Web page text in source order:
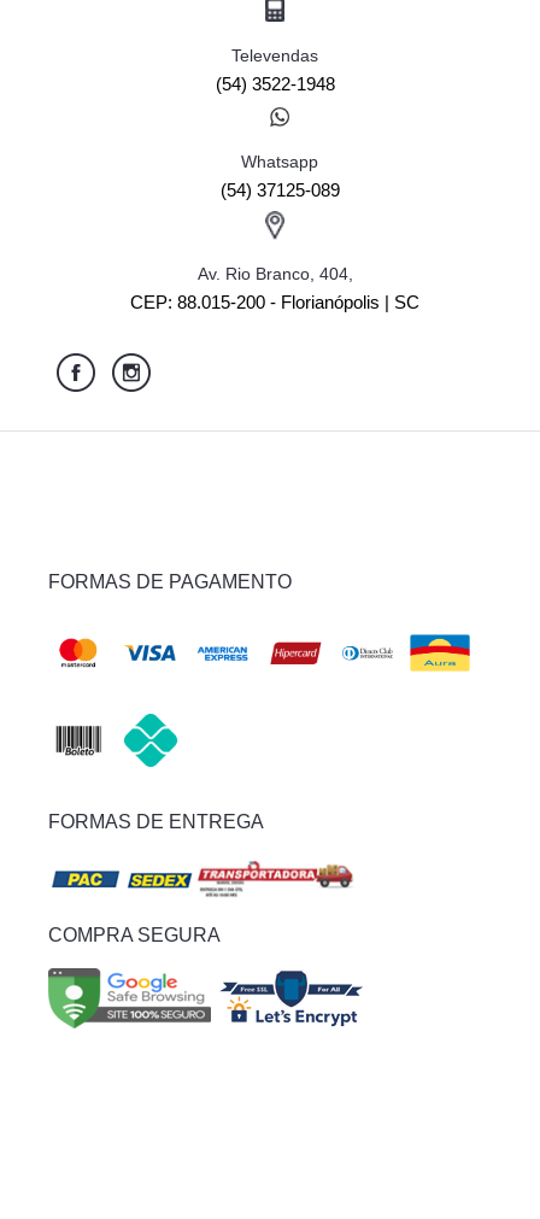
Televendas
(54) 3522-1948
Whatsapp
(54) 37125-089
Av. Rio Branco, 404,
CEP: 88.015-200 - Florianópolis | SC
FORMAS DE PAGAMENTO
FORMAS DE ENTREGA
COMPRA SEGURA